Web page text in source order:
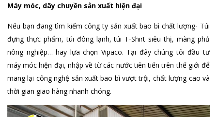
Máy móc, dây chuyền sản xuất hiện đại
Nếu bạn đang tìm kiếm công ty sản xuất bao bì chất lượng- Túi
đựng thực phẩm, túi đông lạnh, túi T-Shirt siêu thị, màng phủ
nông nghiệp… hãy lựa chọn Vipaco. Tại đây chúng tôi đầu tư
máy móc hiện đại, nhập về từ các nước tiên tiến trên thế giới để
mang lại công nghệ sản xuất bao bì vượt trội, chất lượng cao và
thời gian giao hàng nhanh chóng.